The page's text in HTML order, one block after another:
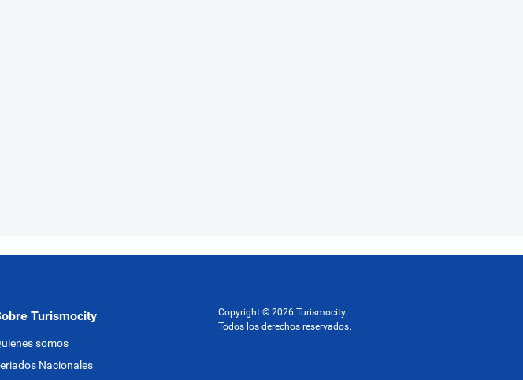
Turismocity
somos
Nacionales
Copyright © 2026 Turismocity.
Todos los derechos reservados.